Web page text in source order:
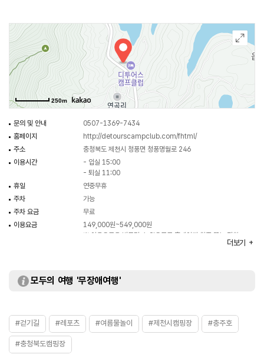
250m
문의 및 안내
0507-1369-7434
홈페이지
http://detourscampclub.com/fhtml/
주소
충청북도 제천시 청풍면 청풍명월로 246
이용시간
- 입실 15:00
- 퇴실 11:00
휴일
연중무휴
주차
가능
주차 요금
무료
이용요금
149,000원~549,000원
※ 이용요금은 변동될 수 있으므로 홈페이지 참조 또는 전화
더보기
모두의 여행 '무장애여행'
#걷기길 #레포츠 #여름물놀이 #제천시캠핑장 #충주호
#충청북도캠핑장